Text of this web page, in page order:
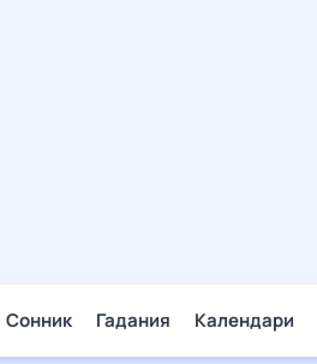
Сонник Гадания Календари